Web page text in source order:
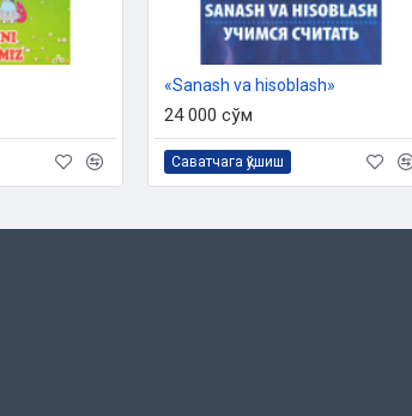
«Sanash va hisoblash»
24 000 сўм
Саватчага қўшиш